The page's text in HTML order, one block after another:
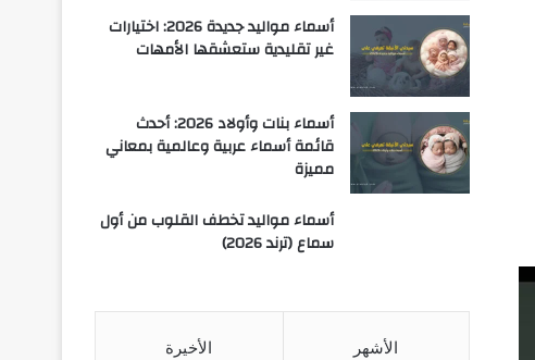
أسماء مواليد جديدة 2026: اختيارات
غير تقليدية ستعشقها الأمهات
أسماء بنات وأولاد 2026: أحدث
قائمة أسماء عربية وعالمية بمعاني
مميزة
أسماء مواليد تخطف القلوب من أول
سماع (ترند 2026)
الأشهر الأخيرة